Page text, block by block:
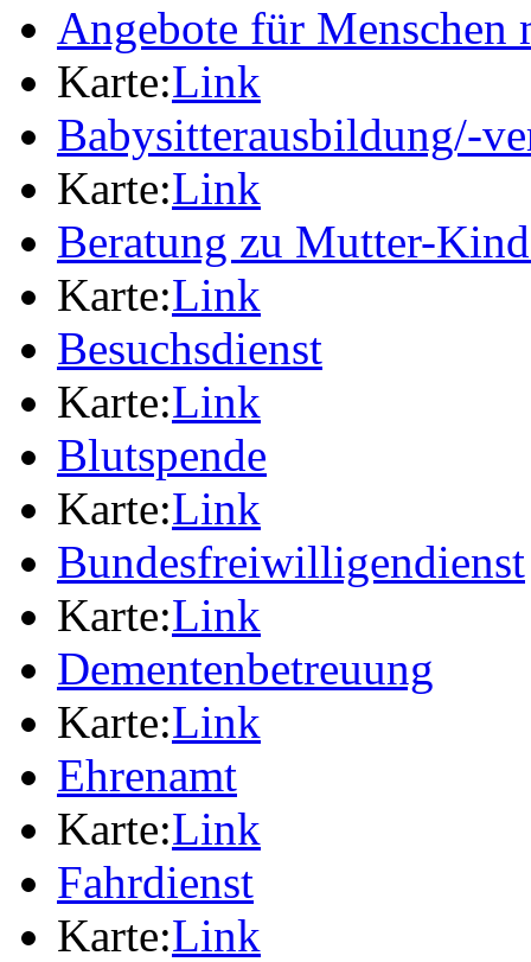
Angebote für Menschen
Karte:Link
Babysitterausbildung/-
Karte:Link
Beratung zu Mutter-
Karte:Link
Besuchsdienst
Karte:Link
Blutspende
Karte:Link
Bundesfreiwilligendienst
Karte:Link
Dementenbetreuung
Karte:Link
Ehrenamt
Karte:Link
Fahrdienst
Karte:Link